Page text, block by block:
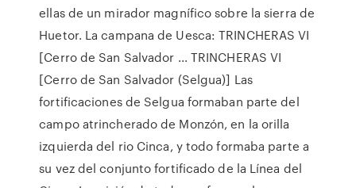
ellas de un mirador magnífico sobre la sierra de
Huetor. La campana de Uesca: TRINCHERAS VI
[Cerro de San Salvador ... TRINCHERAS VI
[Cerro de San Salvador (Selgua)] Las
fortificaciones de Selgua formaban parte del
campo atrincherado de Monzón, en la orilla
izquierda del rio Cinca, y todo formaba parte a
su vez del conjunto fortificado de la Línea del